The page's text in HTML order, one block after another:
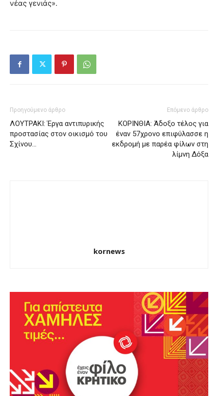
νέας γενιάς».
Προηγούμενο άρθρο
ΛΟΥΤΡΑΚΙ: Έργα αντιπυρικής
προστασίας στον οικισμό του
Σχίνου…
Επόμενο άρθρο
ΚΟΡΙΝΘΙΑ: Άδοξο τέλος για
έναν 57χρονο επιφύλασσε η
εκδρομή με παρέα φίλων στη
λίμνη Δόξα
kornews